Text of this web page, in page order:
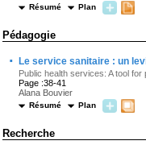
Résumé Plan
Pédagogie
· Le service sanitaire : un
Public health services: A tool
Page :38-41
Alana Bouvier
Résumé Plan
Recherche